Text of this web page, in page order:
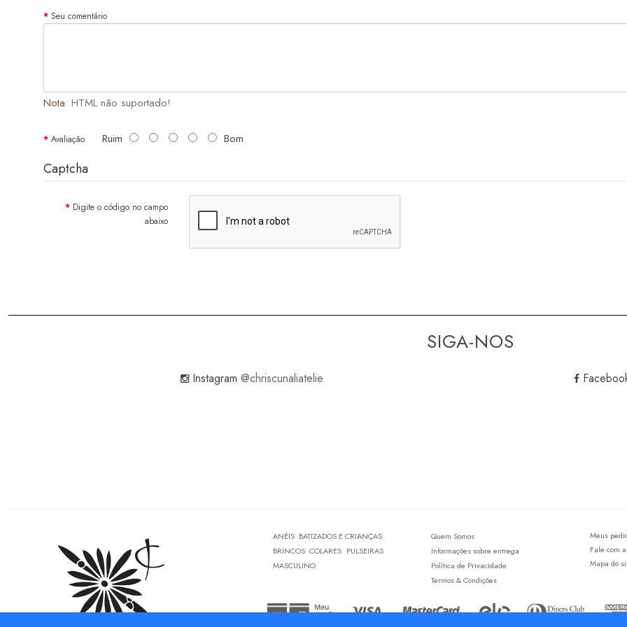
Seu comentário
Nota: HTML não suportado!
Avaliação Ruim Bom
Captcha
Digite o código no campo
abaixo
SIGA-NOS
Instagram @chriscunaliatelie
ANÉIS BATIZADOS E CRIANÇAS
BRINCOS COLARES PULSEIRAS
MASCULINO
Quem Somos
Informações sobre entrega
Política de Privacidade
Termos & Condições
Meus
Fale com
Mapa do